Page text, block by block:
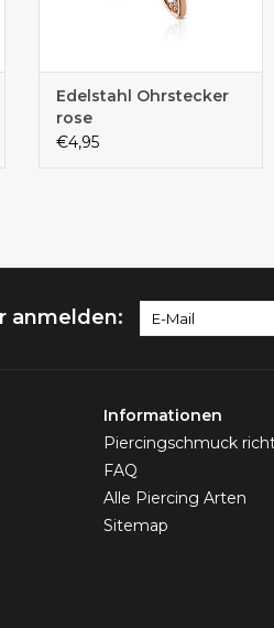
Edelstahl Ohrstecker
rose
€4,95
anmelden:
Informationen
Piercingschmuck
FAQ
Alle Piercing Arten
Sitemap